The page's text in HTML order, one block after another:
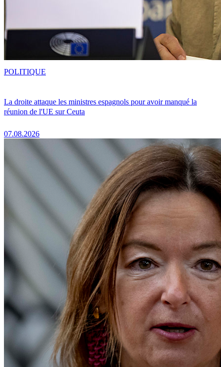
La droite attaque les ministres espagnols pour avoir manqué la
réunion de l'UE sur Ceuta
07.08.2026
POLITIQUE